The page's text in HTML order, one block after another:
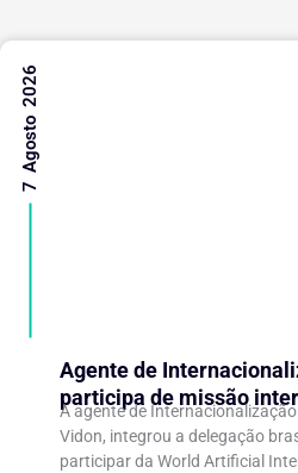
Agente de
participa de missão
fortalece conexões com
inovação
A agente de
Vidon, integrou a delegação
participar da World Artificial
7 Agosto 2026